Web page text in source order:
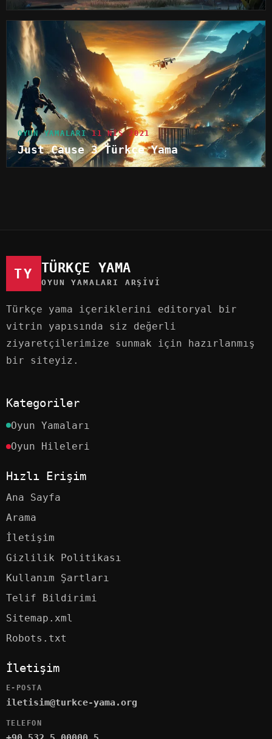
OYUN YAMALARI 11 NIS 2021
Just Cause 3 Türkçe Yama
TY TÜRKÇE YAMA
OYUN YAMALARI ARŞIVI
Türkçe yama içeriklerini editoryal bir
vitrin yapısında siz değerli
ziyaretçilerimize sunmak için hazırlanmış
bir siteyiz.
Kategoriler
Oyun Yamaları
Oyun Hileleri
Hızlı Erişim
Ana Sayfa
Arama
İletişim
Gizlilik Politikası
Kullanım Şartları
Telif Bildirimi
Sitemap.xml
Robots.txt
İletişim
E-POSTA
iletisim@turkce-yama.org
TELEFON